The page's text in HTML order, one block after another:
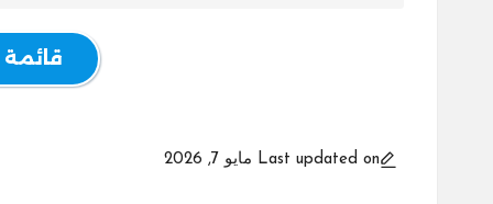
Last updated on مايو 7, 2026